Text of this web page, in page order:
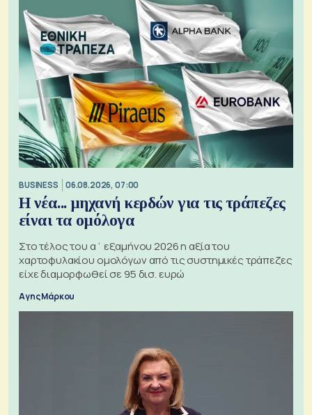
BUSINESS 06.08.2026, 07:00
Η νέα... μηχανή κερδών για τις τράπεζες
είναι τα ομόλογα
Στο τέλος του α΄ εξαμήνου 2026 η αξία του
χαρτοφυλακίου ομολόγων από τις συστημικές τράπεζες
είχε διαμορφωθεί σε 95 δισ. ευρώ
Αγης Μάρκου